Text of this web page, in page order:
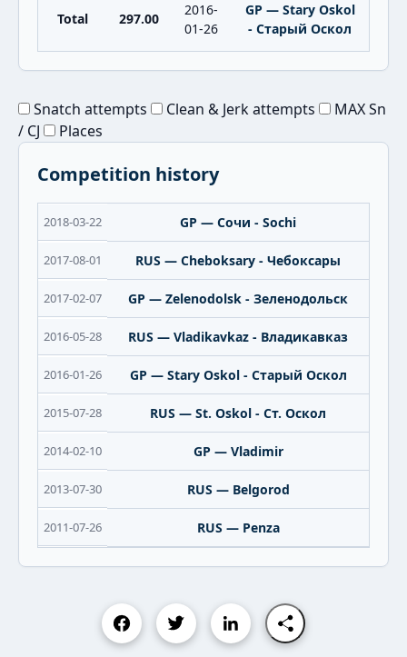
Total 297.00
2016-
01-26
GP — Stary Oskol
- Старый Оскол
Snatch attempts Clean & Jerk attempts
MAX Sn
/ CJ
Places
Competition history
2018-03-22 GP — Сочи - Sochi
2017-08-01 RUS — Cheboksary - Чебоксары
2017-02-07 GP — Zelenodolsk - Зеленодольск
2016-05-28 RUS — Vladikavkaz - Владикавказ
2016-01-26 GP — Stary Oskol - Старый Оскол
2015-07-28 RUS — St. Oskol - Ст. Оскол
2014-02-10 GP — Vladimir
2013-07-30 RUS — Belgorod
2011-07-26 RUS — Penza